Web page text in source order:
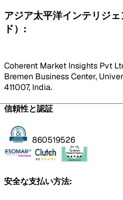
アジア太平洋インテリジ
ド）:
Coherent Market Insights Pvt
Bremen Business Center,
411007, India.
信頼性と認証
860519526
安全な支払い方法: